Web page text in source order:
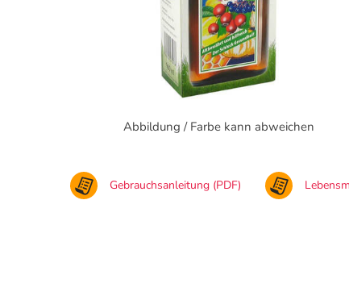
Abbildung / Farbe kann abweichen
Gebrauchsanleitung (PDF)